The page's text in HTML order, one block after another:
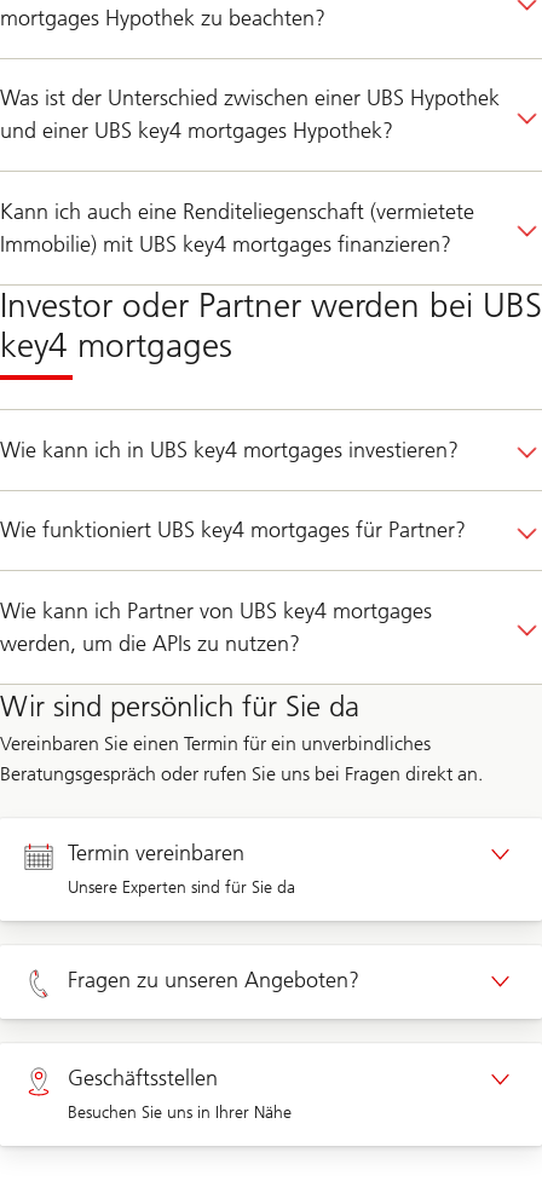
mortgages Hypothek zu beachten?
Was ist der Unterschied zwischen einer UBS Hypothek
und einer UBS key4 mortgages Hypothek?
Kann ich auch eine Renditeliegenschaft (vermietete
Immobilie) mit UBS key4 mortgages finanzieren?
Investor oder Partner werden bei UBS
key4 mortgages
Wie kann ich in UBS key4 mortgages investieren?
Wie funktioniert UBS key4 mortgages für Partner?
Wie kann ich Partner von UBS key4 mortgages
werden, um die APIs zu nutzen?
Wir sind persönlich für Sie da
Vereinbaren Sie einen Termin für ein unverbindliches
Beratungsgespräch oder rufen Sie uns bei Fragen direkt an.
Termin vereinbaren
Unsere Experten sind für Sie da
Termin Privatkunden
Termin Unternehmenskunden
Fragen zu unseren Angeboten?
Privatkunden 0800 002 557
Unternehmen 0844 853 002
Geschäftsstellen
Besuchen Sie uns in Ihrer Nähe